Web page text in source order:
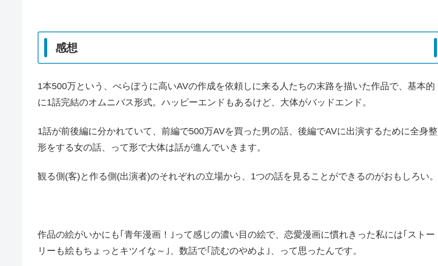
感想
1本500万という、べらぼうに高いAVの作成を依頼しに来る人たちの末路を描いた作品で、基本的
に1話完結のオムニバス形式。ハッピーエンドもあるけど、大体がバッドエンド。
1話が前後編に分かれていて、前編で500万AVを買った男の話、後編でAVに出演するために全身整
形をする女の話、って形で大体は話が進んでいきます。
観る側(客)と作る側(出演者)のそれぞれの立場から、1つの話を見ることができるのがおもしろい。
作品の絵がいかにも｢青年漫画！｣って感じの濃い目の絵で、恋愛漫画に慣れきった私には｢ストー
リーも絵もちょっとキツイな～｣、数話で｢読むのやめよ｣、って思ったんです。